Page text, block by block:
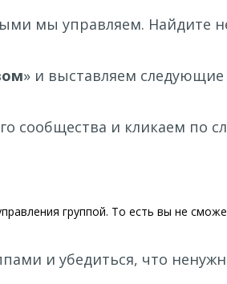
мы управляем. Найдите
» и выставляем следующие
сообщества и кликаем по
группой. То есть вы не
и убедиться, что